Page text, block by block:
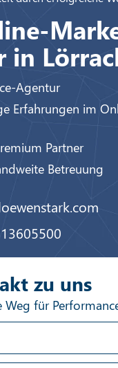
in
Agentur
Erfahrungen im
Partner
Betreuung
zu uns
Weg für